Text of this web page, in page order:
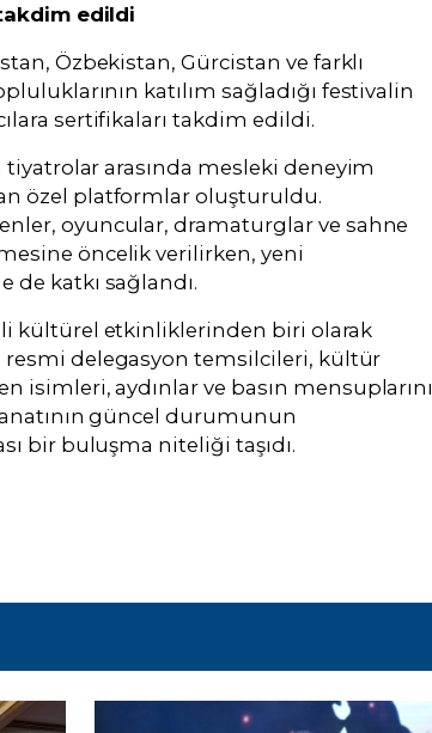
edildi
Özbekistan, Gürcistan ve farklı
katılım sağladığı festivalin
sertifikaları takdim edildi.
tiyatrolar arasında mesleki deneyim
özel platformlar oluşturuldu.
oyuncular, dramaturglar ve sahne
öncelik verilirken, yeni
katkı sağlandı.
kültürel etkinliklerinden biri olarak
resmi delegasyon temsilcileri, kültür
isimleri, aydınlar ve basın mensuplarını
güncel durumunun
bir buluşma niteliği taşıdı.